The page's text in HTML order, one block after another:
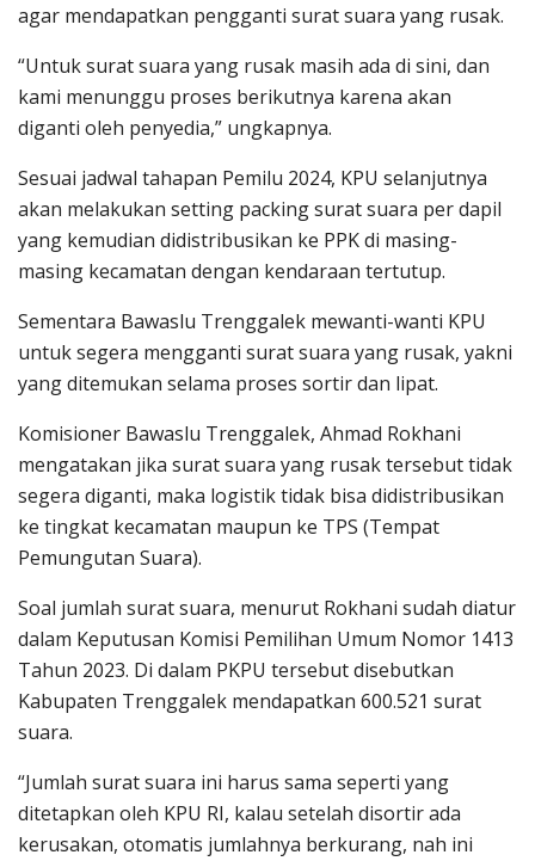
agar mendapatkan pengganti surat suara yang rusak.
“Untuk surat suara yang rusak masih ada di sini, dan
kami menunggu proses berikutnya karena akan
diganti oleh penyedia,” ungkapnya.
Sesuai jadwal tahapan Pemilu 2024, KPU selanjutnya
akan melakukan setting packing surat suara per dapil
yang kemudian didistribusikan ke PPK di masing-
masing kecamatan dengan kendaraan tertutup.
Sementara Bawaslu Trenggalek mewanti-wanti KPU
untuk segera mengganti surat suara yang rusak, yakni
yang ditemukan selama proses sortir dan lipat.
Komisioner Bawaslu Trenggalek, Ahmad Rokhani
mengatakan jika surat suara yang rusak tersebut tidak
segera diganti, maka logistik tidak bisa didistribusikan
ke tingkat kecamatan maupun ke TPS (Tempat
Pemungutan Suara).
Soal jumlah surat suara, menurut Rokhani sudah diatur
dalam Keputusan Komisi Pemilihan Umum Nomor 1413
Tahun 2023. Di dalam PKPU tersebut disebutkan
Kabupaten Trenggalek mendapatkan 600.521 surat
suara.
“Jumlah surat suara ini harus sama seperti yang
ditetapkan oleh KPU RI, kalau setelah disortir ada
kerusakan, otomatis jumlahnya berkurang, nah ini